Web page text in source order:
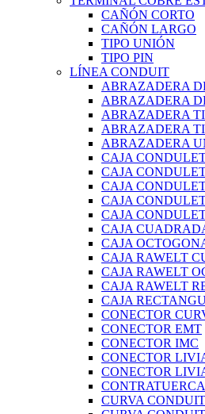
CAÑÓN CORTO
CAÑÓN LARGO
TIPO UNIÓN
TIPO PIN
LÍNEA CONDUIT
ABRAZADERA
ABRAZADERA
ABRAZADERA
ABRAZADERA
ABRAZADERA
CAJA
CAJA
CAJA
CAJA
CAJA
CAJA
CAJA
CAJA RAWELT
CAJA RAWELT
CAJA RAWELT
CAJA
CONECTOR
CONECTOR EMT
CONECTOR IMC
CONECTOR
CONECTOR
CURVA